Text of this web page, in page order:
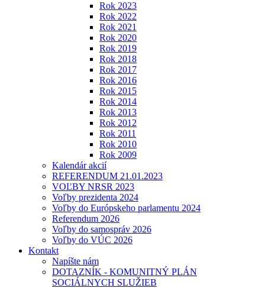
Rok 2023
Rok 2022
Rok 2021
Rok 2020
Rok 2019
Rok 2018
Rok 2017
Rok 2016
Rok 2015
Rok 2014
Rok 2013
Rok 2012
Rok 2011
Rok 2010
Rok 2009
Kalendár akcií
REFERENDUM 21.01.2023
VOĽBY NRSR 2023
Voľby prezidenta 2024
Voľby do Európskeho parlamentu 2024
Referendum 2026
Voľby do samospráv 2026
Voľby do VÚC 2026
Kontakt
Napíšte nám
DOTAZNÍK - KOMUNITNÝ PLÁN
SOCIÁLNYCH SLUŽIEB